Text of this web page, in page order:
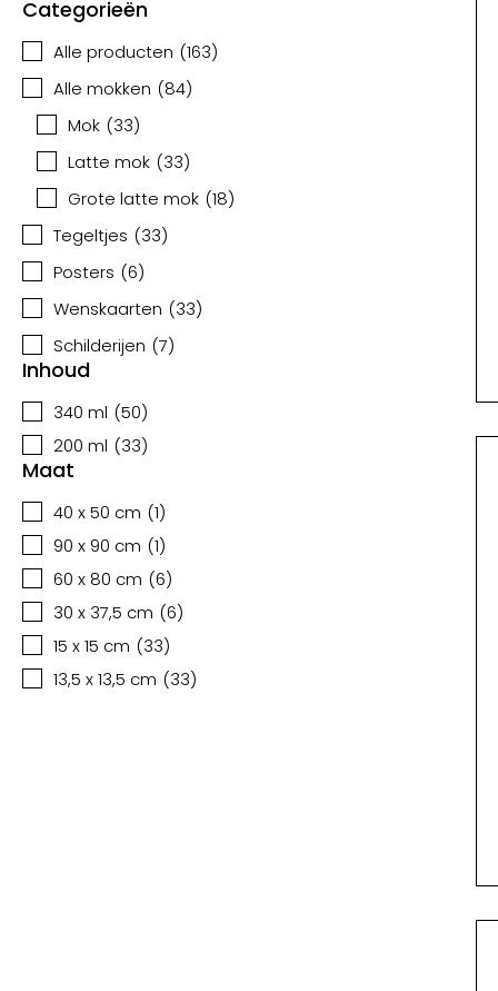
Categorieën
Alle producten (163)
Alle mokken (84)
Mok (33)
Latte mok (33)
Grote latte mok (18)
Tegeltjes (33)
Posters (6)
Wenskaarten (33)
Schilderijen (7)
Inhoud
340 ml (50)
200 ml (33)
Maat
40 x 50 cm (1)
90 x 90 cm (1)
60 x 80 cm (6)
30 x 37,5 cm (6)
15 x 15 cm (33)
13,5 x 13,5 cm (33)